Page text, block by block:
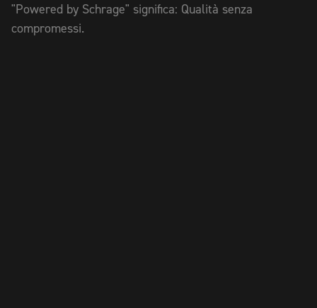
"Powered by Schrage" significa: Qualità senza
compromessi.